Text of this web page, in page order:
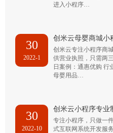
进入小程序…
30
2022-1
创米云母婴商城小
创米云专注小程序商
供营业执照，只需两
日案例：通惠优购 行
母婴用品…
30
2022-10
创米云小程序专业
专注小程序，只做一
式互联网系统开发服